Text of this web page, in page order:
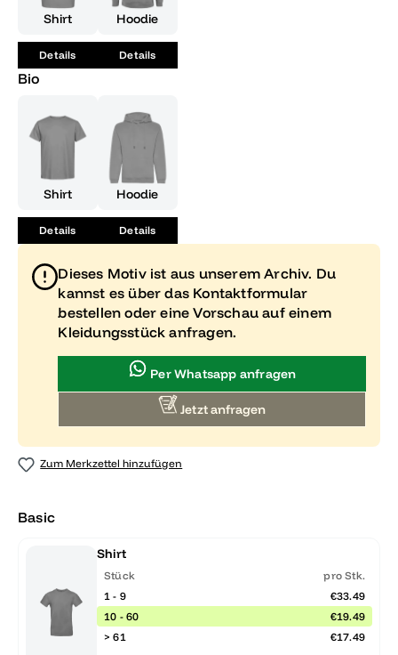
dem "Abitur 2013 - So voll war der Jahrgang noch nie!" T-
Shirt bist du der Star jeder Party!"
Shirt
Details
Hoodie
Details
Bio
Shirt
Details
Hoodie
Details
Dieses Motiv ist aus unserem Archiv. Du
kannst es über das Kontaktformular
bestellen oder eine Vorschau auf einem
Kleidungsstück anfragen.
Per Whatsapp anfragen
Jetzt anfragen
Zum Merkzettel hinzufügen
Basic
Shirt
Stück
pro Stk.
1 - 9
€33.49
10 - 60
€19.49
> 61
€17.49